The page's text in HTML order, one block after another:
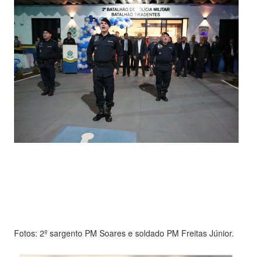
Fotos: 2º sargento PM Soares e soldado PM Freitas Júnior.